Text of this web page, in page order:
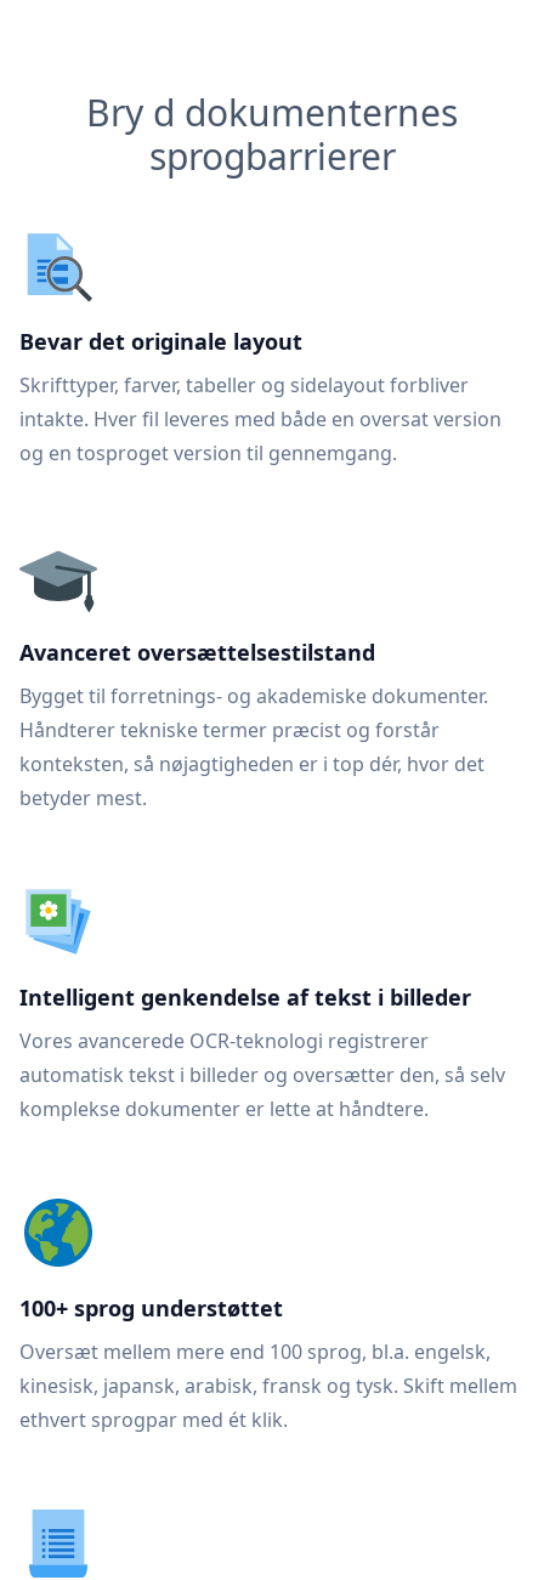
Bry d dokumenternes
sprogbarrierer
Bevar det originale layout
Skrifttyper, farver, tabeller og sidelayout forbliver
intakte. Hver fil leveres med både en oversat version
og en tosproget version til gennemgang.
Avanceret oversættelsestilstand
Bygget til forretnings- og akademiske dokumenter.
Håndterer tekniske termer præcist og forstår
konteksten, så nøjagtigheden er i top dér, hvor det
betyder mest.
Intelligent genkendelse af tekst i billeder
Vores avancerede OCR-teknologi registrerer
automatisk tekst i billeder og oversætter den, så selv
komplekse dokumenter er lette at håndtere.
100+ sprog understøttet
Oversæt mellem mere end 100 sprog, bl.a. engelsk,
kinesisk, japansk, arabisk, fransk og tysk. Skift mellem
ethvert sprogpar med ét klik.